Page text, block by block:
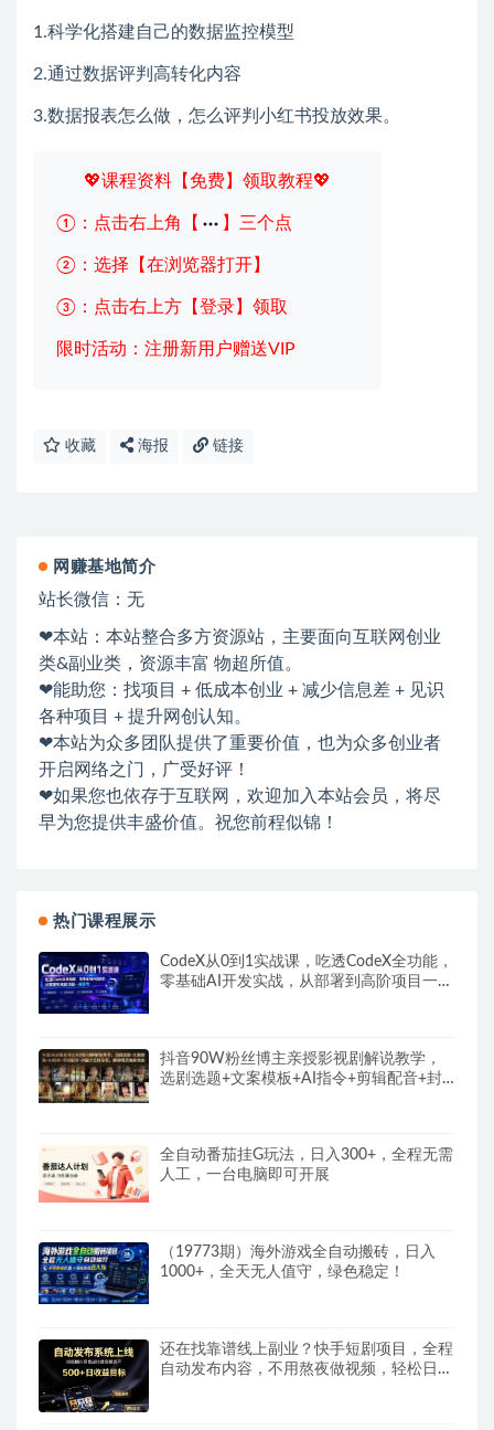
1.科学化搭建自己的数据监控模型
2.通过数据评判高转化内容
3.数据报表怎么做，怎么评判小红书投放效果。
💖课程资料【免费】领取教程💖
①：点击右上角【 】三个点
②：选择【在浏览器打开】
③：点击右上方【登录】领取
限时活动：注册新用户赠送VIP
收藏 海报 链接
网赚基地简介
站长微信：无
❤本站：本站整合多方资源站，主要面向互联网创业
类&副业类，资源丰富 物超所值。
❤能助您：找项目 + 低成本创业 + 减少信息差 + 见识
各种项目 + 提升网创认知。
❤本站为众多团队提供了重要价值，也为众多创业者
开启网络之门，广受好评！
❤如果您也依存于互联网，欢迎加入本站会员，将尽
早为您提供丰盛价值。祝您前程似锦！
热门课程展示
CodeX从0到1实战课，吃透CodeX全功能，
零基础AI开发实战，从部署到高阶项目一键
抖音90W粉丝博主亲授影视剧解说教学，
选剧选题+文案模板+AI指令+剪辑配音+封
全自动番茄挂G玩法，日入300+，全程无需
人工，一台电脑即可开展
（19773期）海外游戏全自动搬砖，日入
1000+，全天无人值守，绿色稳定！
还在找靠谱线上副业？快手短剧项目，全程
自动发布内容，不用熬夜做视频，轻松日入